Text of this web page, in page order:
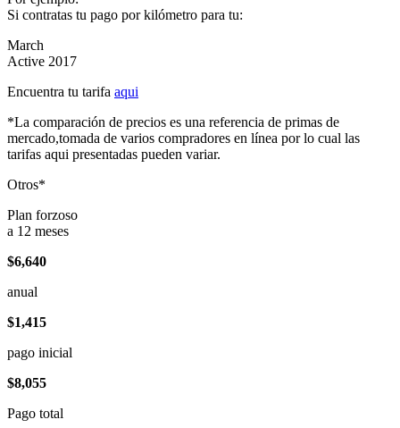
Si contratas tu pago por kilómetro para tu:
March
Active 2017
Encuentra tu tarifa aqui
*La comparación de precios es una referencia de primas de
mercado,tomada de varios compradores en línea por lo cual las
tarifas aqui presentadas pueden variar.
Otros*
Plan forzoso
a 12 meses
$6,640
anual
$1,415
pago inicial
$8,055
Pago total